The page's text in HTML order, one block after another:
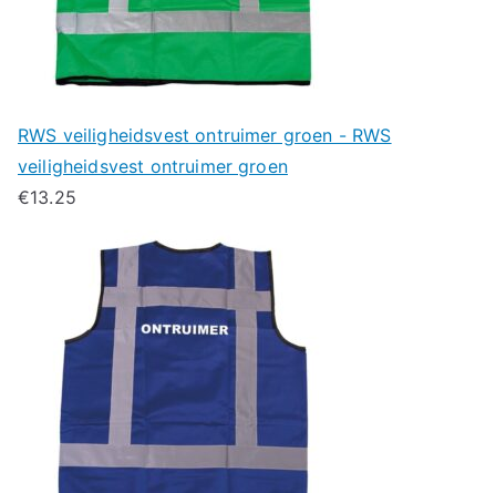
RWS veiligheidsvest ontruimer groen - RWS
veiligheidsvest ontruimer groen
€13.25